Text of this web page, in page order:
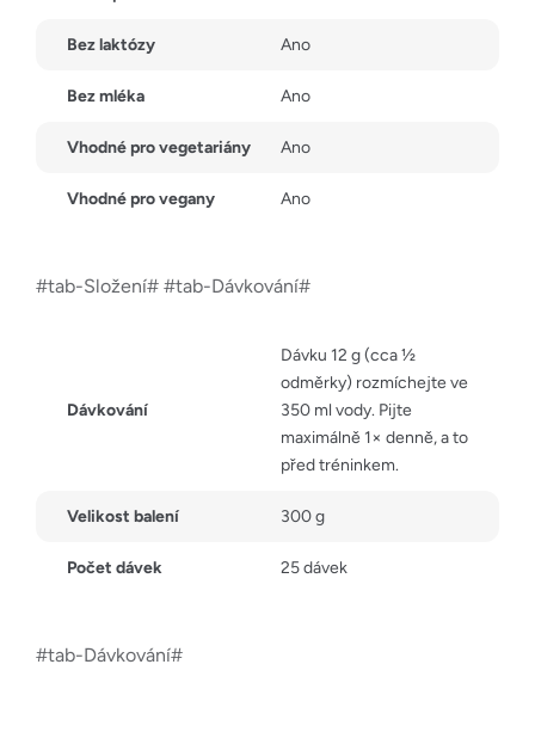
Bez laktózy Ano
Bez mléka Ano
Vhodné pro vegetariány Ano
Vhodné pro vegany Ano
#tab-Složení# #tab-Dávkování#
Dávkování
Dávku 12 g (cca ½
odměrky) rozmíchejte ve
350 ml vody. Pijte
maximálně 1× denně, a to
před tréninkem.
Velikost balení 300 g
Počet dávek 25 dávek
#tab-Dávkování#